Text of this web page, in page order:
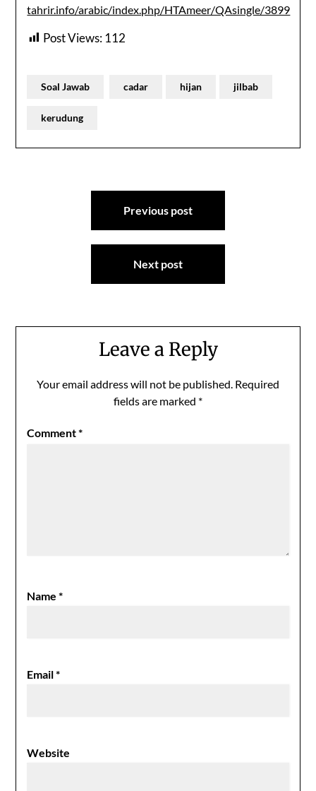
tahrir.info/arabic/index.php/HTAmeer/QAsingle/3899
Post Views:112
Soal Jawab cadar hijan jilbab
kerudung
Previous post
Next post
Leave a Reply
Your email address will not be published. Required
fields are marked *
Comment*
Name*
Email*
Website